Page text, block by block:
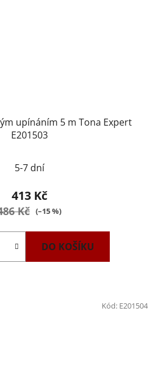
upínáním 5 m Tona Expert
E201503
5-7 dní
413 Kč
Kč (–15 %)
DO KOŠÍKU
Kód: E201504